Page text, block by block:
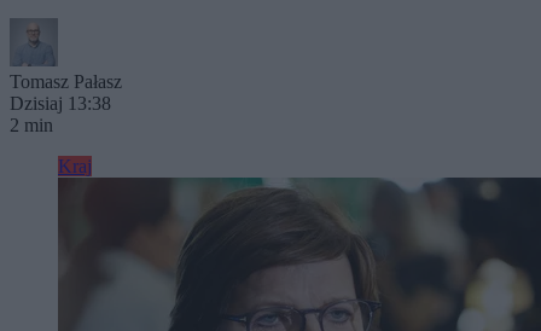
Tomasz Pałasz
Dzisiaj 13:38
2 min
Kraj